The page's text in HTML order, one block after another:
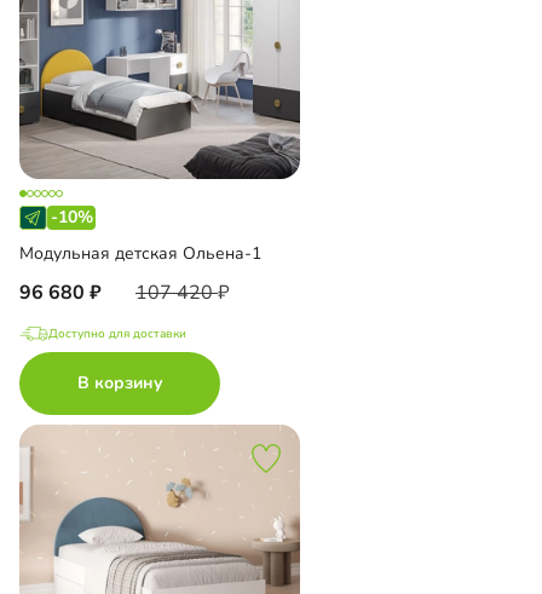
-10%
Модульная детская Ольена-1
96 680 107 420
Доступно для доставки
В корзину